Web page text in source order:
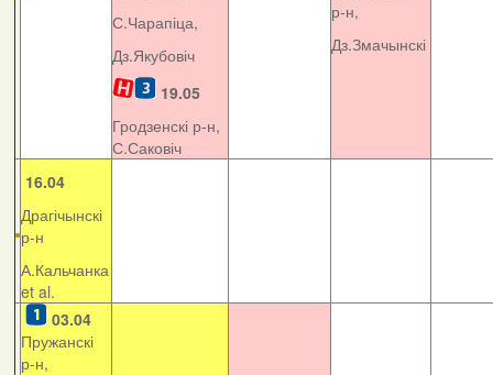
С.Чарапіца,
Дз.Якубовіч
19.05
Гродзенскі р-н,
С.Саковіч
р-н,
Дз.Змачынскі
16.04
Драгічынскі
р-н
А.Кальчанка
et al.
03.04
Пружанскі
р-н,